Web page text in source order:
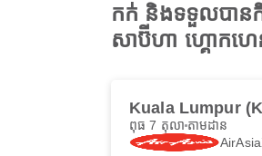
កក់ និងទទួលបាន
សាប៊ីហា ហ្គោកហេ
Kuala Lumpur
ពុធ 7 តុលា តាមដាន